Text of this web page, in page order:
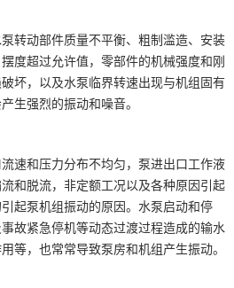
动部件质量不平衡、粗制滥造、安装
度超过允许值，零部件的机械强度和刚
坏，以及水泵临界转速出现与机组固有
生强烈的振动和噪音。
和压力分布不均匀，泵进出口工作液
和脱流，非定额工况以及各种原因引起
起泵机组振动的原因。水泵启动和停
故紧急停机等动态过渡过程造成的输水
等，也常常导致泵房和机组产生振动。